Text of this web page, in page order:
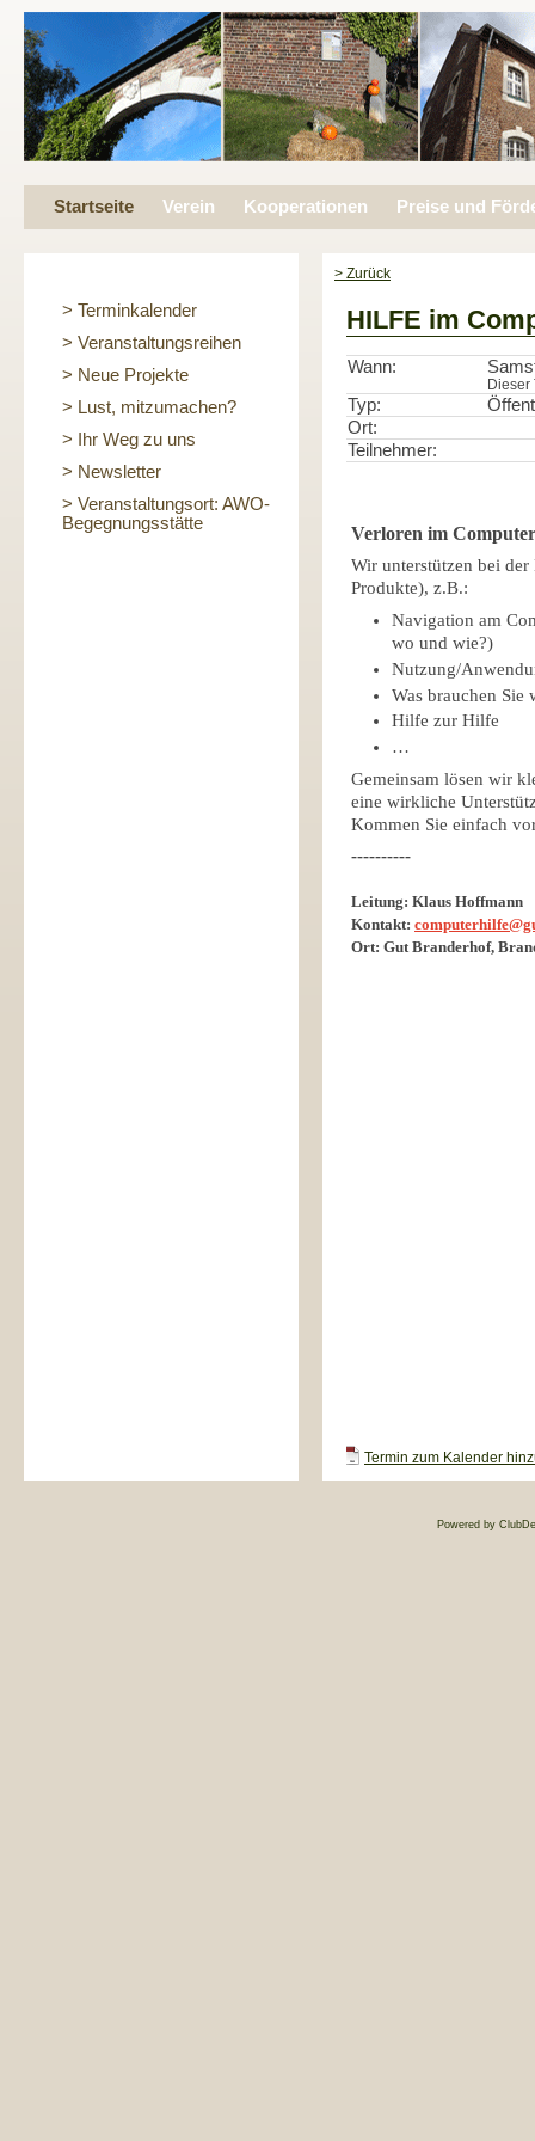
Startseite Verein Kooperationen Preise und
> Terminkalender
> Veranstaltungsreihen
> Neue Projekte
> Lust, mitzumachen?
> Ihr Weg zu uns
> Newsletter
> Veranstaltungsort: AWO-
Begegnungsstätte
> Zurück
HILFE im
Wann:
Dieser
Typ:
Ort:
Teilnehmer:
Verloren im
Wir unterstützen bei
Produkte), z.B.:
Navigation am
wo und wie?)
Nutzung/
Was brauchen Sie
Hilfe zur Hilfe
…
Gemeinsam lösen wir
eine wirkliche
Kommen Sie einfach
----------
Leitung: Klaus Hoffmann
Kontakt:
Ort: Gut Branderhof,
Termin zum Kalender
Powered by